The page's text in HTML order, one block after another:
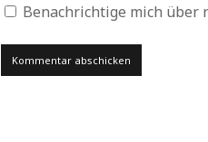
Benachrichtige mich über